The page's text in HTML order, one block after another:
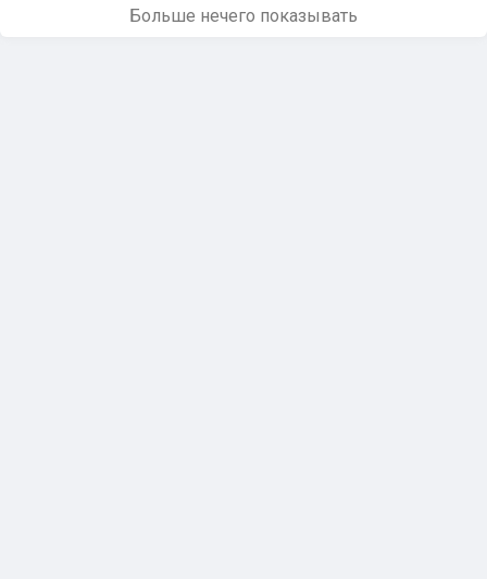
Больше нечего показывать